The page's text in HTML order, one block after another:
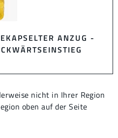
ANZUG -
nicht in Ihrer Region
oben auf der Seite